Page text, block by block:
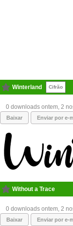
Winterland Cifrão
0 downloads ontem, 2
Baixar Enviar por e-
Without a Trace
0 downloads ontem, 2
Baixar Enviar por e-